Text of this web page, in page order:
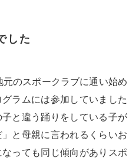
した
のスポークラブに通い始め
ラムには参加していました
と違う踊りをしている子が
と母親に言われるくらいお
っても同じ傾向がありスポ